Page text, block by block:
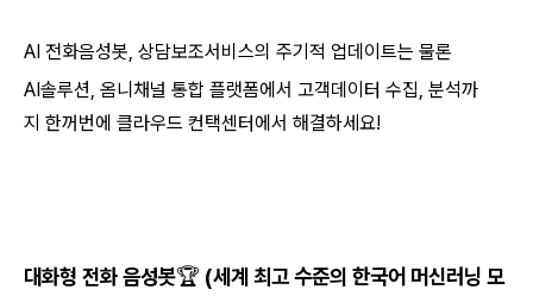
AI 전화음성봇, 상담보조서비스의 주기적 업데이트는 물론
AI솔루션, 옴니채널 통합 플랫폼에서 고객데이터 수집, 분석까
지 한꺼번에 클라우드 컨택센터에서 해결하세요!
대화형 전화 음성봇🏆 (세계 최고 수준의 한국어 머신러닝 모